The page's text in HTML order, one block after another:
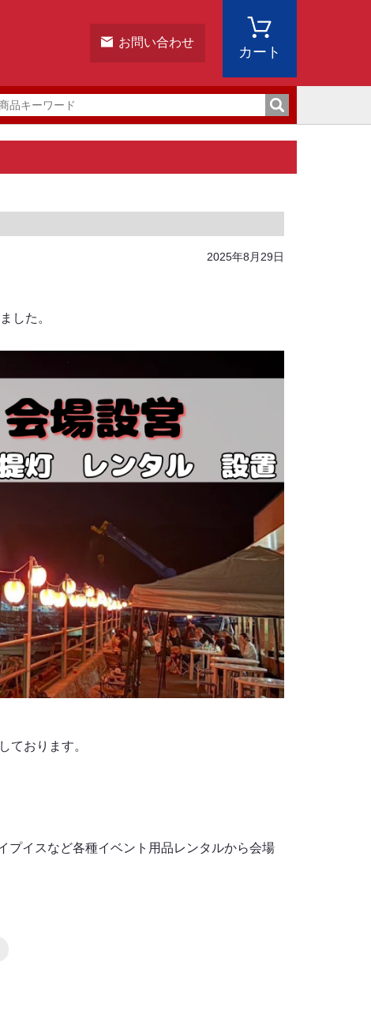
お問い合わせ
カート
2025年8月29日
した。
ております。
プイスなど各種イベント用品レンタルから会場